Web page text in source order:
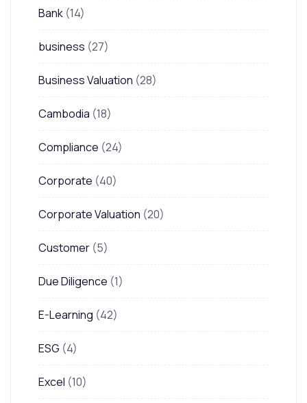
Bank (14)
business (27)
Business Valuation (28)
Cambodia (18)
Compliance (24)
Corporate (40)
Corporate Valuation (20)
Customer (5)
Due Diligence (1)
E-Learning (42)
ESG (4)
Excel (10)